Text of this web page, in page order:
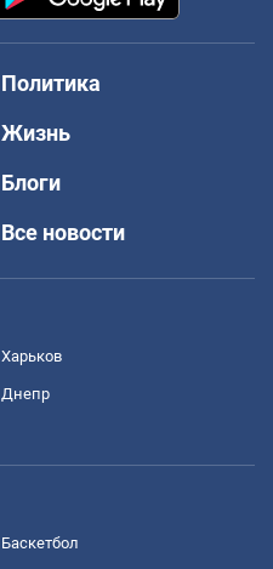
Политика
Жизнь
Блоги
Все новости
Харьков
Днепр
Баскетбол